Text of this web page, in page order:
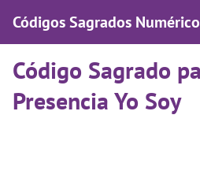
Códigos Sagrados
Código Sagrado
Presencia Yo Soy